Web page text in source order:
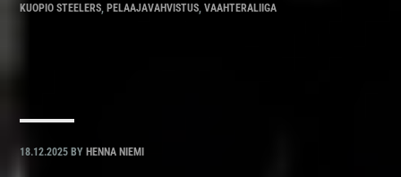
KUOPIO STEELERS,PELAAJAVAHVISTUS,VAAHTERALIIGA
18.12.2025 BYHENNA NIEMI